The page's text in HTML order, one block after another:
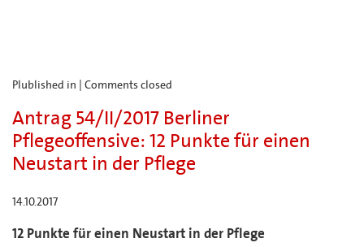
Plublished in | Comments closed
Antrag 54/II/2017 Berliner
Pflegeoffensive: 12 Punkte für einen
Neustart in der Pflege
14.10.2017
12 Punkte für einen Neustart in der Pflege